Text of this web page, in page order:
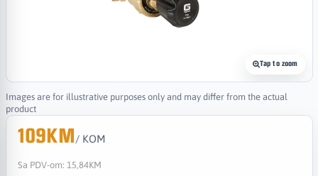
Tap to zoom
Images are for illustrative purposes only and may differ from the actual
product
109KM/ KOM
Sa PDV-om: 15,84KM